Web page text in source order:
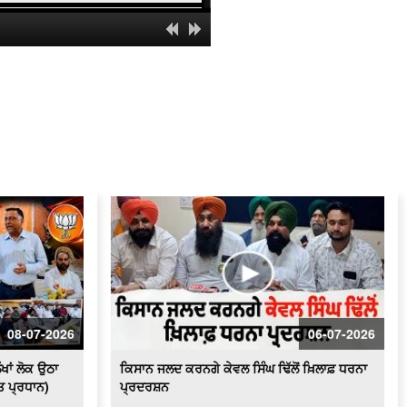
ਦਾ ਇਕ ਹਿੱਸਾ ਢਾਹਿਆ ਜਾਣਾ ਬੇਹੱਦ ਨਿੰਦਣਯੋਗ
- ਵਿਜੇ ਸਾਂਪਲਾ
ਪਾਵਰਕਾਮ ਦਫ਼ਤਰ ਦਾ ਘਿਰਾਓSaved as
ਨਗਰ ਨਿਗਮ ਚੋਣਾਂ : ਸ਼੍ਰੋਮਣੀ ਅਕਾਲੀ ਦਲ
ਬਾਦਲ ਦੇ ਉਮੀਦਵਾਰਾਂ ਵਲੋਂ ਨਾਮਜ਼ਦਗੀਆਂ ਦੀ
ਪ੍ਰਕਿਰਿਆ ਜਾਰੀ
ਸ਼ਰਾਰਤੀ ਅਨਸਰਾਂ ਨੇ ਸਰਪੰਚ ਦੇ 21 ਖੇਤਾਂ ਦੀ
ਪਨੀਰੀ ਕੀਤੀ ਤਬਾਹ
ਪੈਨਸ਼ਨਰਜ਼ ਐਸੋਸੀਏਸ਼ਨ ਅਤੇ ਬਿਜਲੀ ਮੁਲਾਜ਼ਮ
ਵੋਟਰ ਸੂਚੀਆਂ 'ਚ ਗੜਬੜੀਆਂ ਨੂੰ ਲੈ ਕੇ ਤੀਕਸ਼ਨ
08-07-2026
ਲੋਕ ਉਠਾ
ਪ੍ਰਧਾਨ)
06-07-2026
ਕਿਸਾਨ ਜਲਦ ਕਰਨਗੇ ਕੇਵਲ ਸਿੰਘ ਢਿੱਲੋਂ ਖ਼ਿਲਾਫ਼ ਧਰਨਾ
ਪ੍ਰਦਰਸ਼ਨ